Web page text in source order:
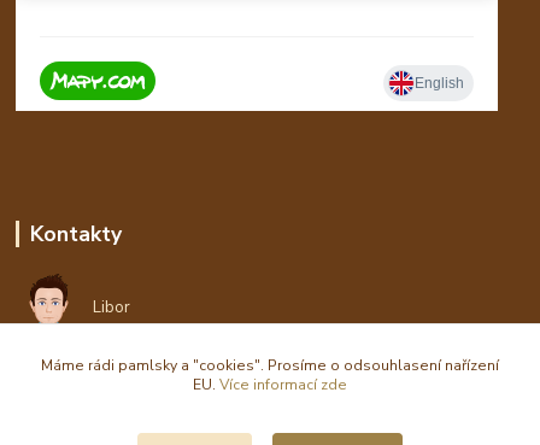
Kontakty
Libor
eshop(zavináč)waldi.cz
Máme rádi pamlsky a "cookies". Prosíme o odsouhlasení nařízení
EU. Více informací zde